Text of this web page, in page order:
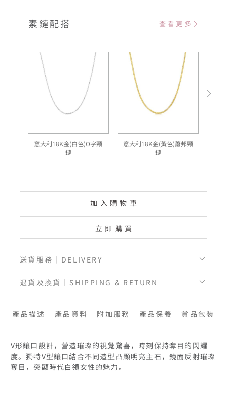
素鏈配搭 查看更多
意大利18K金(白色)O字頸
鏈
意大利18K金(黃色)蕭邦頸
鏈
加入購物車
立即購買
送貨服務｜DELIVERY
退貨及換貨｜SHIPPING & RETURN
產品描述 產品資料 附加服務 產品保養 貨品包裝
V形鑲口設計，營造璀璨的視覺驚喜，時刻保持奪目的閃耀
度。獨特V型鑲口結合不同造型凸顯明亮主石，鏡面反射璀璨
奪目，突顯時代白領女性的魅力。